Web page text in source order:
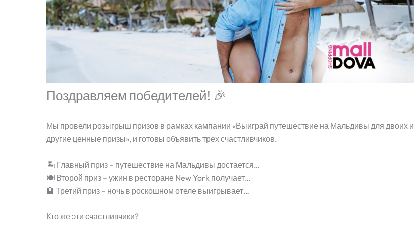
Поздравляем победителей! 🎉
Мы провели розыгрыш призов в рамках кампании «Выиграй путешествие на Мальдивы для двоих и
другие ценные призы», и готовы объявить трех счастливчиков.
🏝 Главный приз – путешествие на Мальдивы достается…
🍽 Второй приз – ужин в ресторане New York получает…
🏨 Третий приз – ночь в роскошном отеле выигрывает…
Кто же эти счастливчики?